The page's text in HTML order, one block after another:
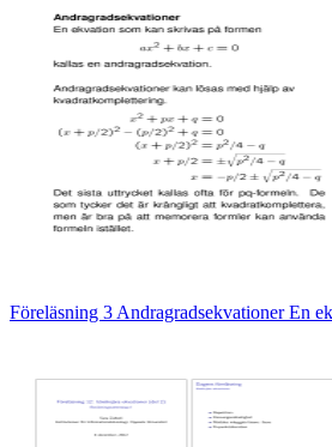
Föreläsning 3 Andragradsekvationer En